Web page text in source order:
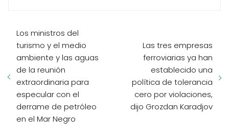
Los ministros del
turismo y el medio
ambiente y las aguas
de la reunión
extraordinaria para
especular con el
derrame de petróleo
en el Mar Negro
Las tres empresas
ferroviarias ya han
establecido una
política de tolerancia
cero por violaciones,
dijo Grozdan Karadjov